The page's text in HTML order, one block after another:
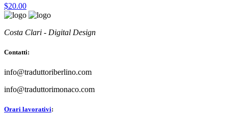
$20.00
Costa Clari - Digital Design
Contatti:
info@traduttoriberlino.com
info@traduttorimonaco.com
Orari lavorativi: